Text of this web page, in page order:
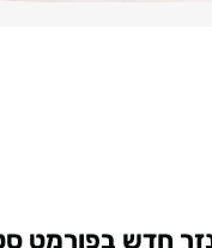
חדש בפורמט